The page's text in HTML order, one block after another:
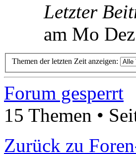
Letzter
am Mo
Themen der letzten Zeit anzeigen:
Forum gesperrt
15 Themen •
Zurück zu